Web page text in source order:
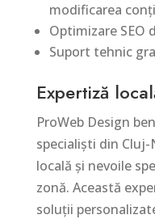
modificarea
Optimizare SEO
Suport tehnic
Expertiză
ProWeb Design
specialiști din Cluj-
locală și nevoile
zonă. Această
soluții